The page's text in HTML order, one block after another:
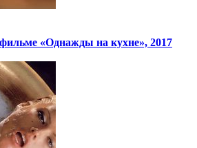
«Однажды на кухне», 2017